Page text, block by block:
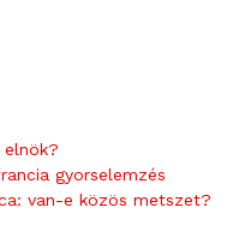
gyorselemzés
van-e közös metszet?